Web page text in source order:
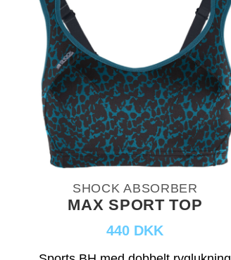
SHOCK ABSORBER
MAX SPORT TOP
440 DKK